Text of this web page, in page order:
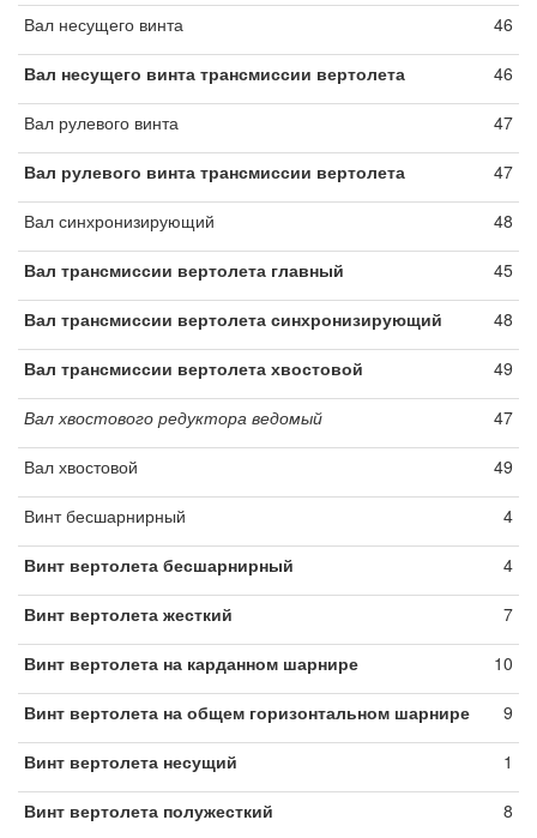
Вал несущего винта 46
Вал несущего винта трансмиссии вертолета 46
Вал рулевого винта 47
Вал рулевого винта трансмиссии вертолета 47
Вал синхронизирующий 48
Вал трансмиссии вертолета главный 45
Вал трансмиссии вертолета синхронизирующий 48
Вал трансмиссии вертолета хвостовой 49
Вал хвостового редуктора ведомый 47
Вал хвостовой 49
Винт бесшарнирный 4
Винт вертолета бесшарнирный 4
Винт вертолета жесткий 7
Винт вертолета на карданном шарнире 10
Винт вертолета на общем горизонтальном шарнире 9
Винт вертолета несущий 1
Винт вертолета полужесткий 8